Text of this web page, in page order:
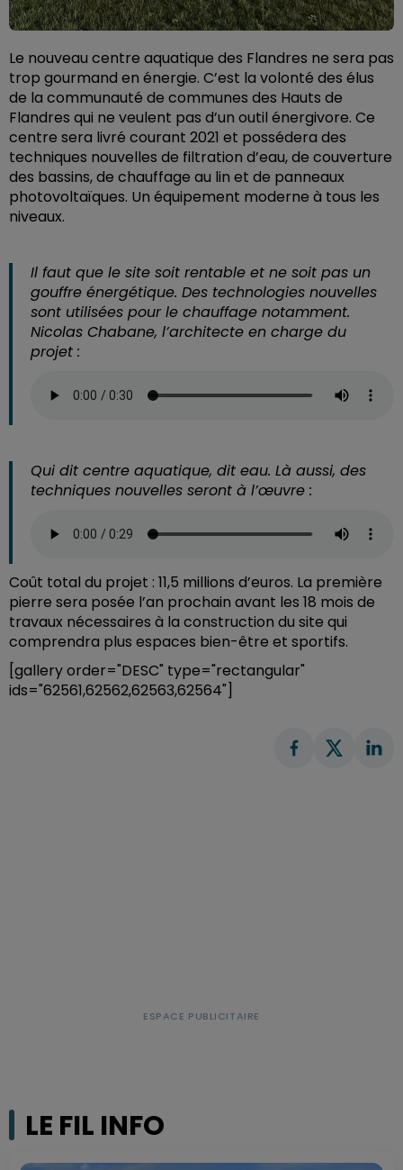
Le nouveau centre aquatique des Flandres ne sera pas
trop gourmand en énergie. C’est la volonté des élus
de la communauté de communes des Hauts de
Flandres qui ne veulent pas d’un outil énergivore. Ce
centre sera livré courant 2021 et possédera des
techniques nouvelles de filtration d’eau, de couverture
des bassins, de chauffage au lin et de panneaux
photovoltaïques. Un équipement moderne à tous les
niveaux.
Il faut que le site soit rentable et ne soit pas un
gouffre énergétique. Des technologies nouvelles
sont utilisées pour le chauffage notamment.
Nicolas Chabane, l’architecte en charge du
projet :
Qui dit centre aquatique, dit eau. Là aussi, des
techniques nouvelles seront à l’œuvre :
Coût total du projet : 11,5 millions d’euros. La première
pierre sera posée l’an prochain avant les 18 mois de
travaux nécessaires à la construction du site qui
comprendra plus espaces bien-être et sportifs.
[gallery order="DESC" type="rectangular"
ids="62561,62562,62563,62564"]
LE FIL INFO